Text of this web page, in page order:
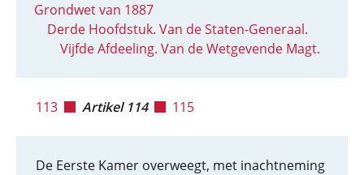
Grondwet van 1887
Derde Hoofdstuk. Van de Staten-Generaal.
Vijfde Afdeeling. Van de Wetgevende Magt.
113 Artikel 114 115
De Eerste Kamer overweegt, met inachtneming